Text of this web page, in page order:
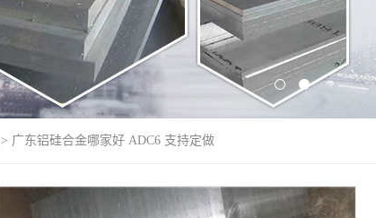
> 广东铝硅合金哪家好 ADC6 支持定做